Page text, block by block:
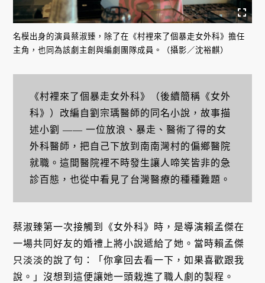
名模出身的演員蔡淑臻，除了在《村裡來了個暴走女外科》擔任
主角，也同為該劇主創與編劇團隊成員。（攝影／沈裕麒）
《村裡來了個暴走女外科》（後續簡稱《女外
科》）改編自劉宗瑀醫師的同名小說，故事描
述小劉 —— 一位放浪、暴走、醫術了得的女
外科醫師，把自己下放到南南灣村的偏鄉醫院
就職。這間醫院裡不時發生讓人啼笑皆非的急
診百態，也從中看見了台灣醫療的種種難題。
蔡淑臻第一次接觸到《女外科》時，是導演賴孟傑在
一場共同好友的婚禮上將小說遞給了她。當時賴孟傑
只淡淡的說了句：「你拿回去看一下，如果喜歡跟我
說。」沒想到這便讓她一頭栽進了職人劇的製程。